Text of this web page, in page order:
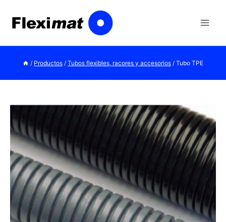
/ Productos / Tubos flexibles, racores y accesorios / Tubo TPE